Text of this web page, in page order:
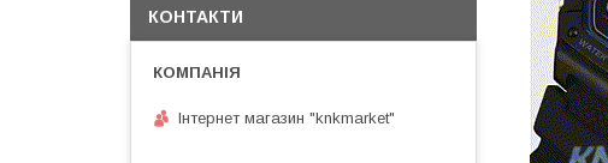
КОНТАКТИ
Інтернет магазин "knkmarket"